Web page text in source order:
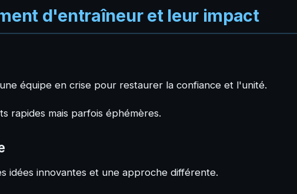
d'entraîneur et leur impact
équipe en crise pour restaurer la confiance et l'unité.
rapides mais parfois éphémères.
idées innovantes et une approche différente.